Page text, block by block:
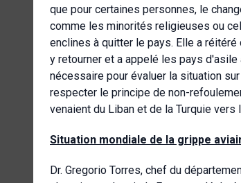
que pour certaines personnes, le
comme les minorités religieuses ou
enclines à quitter le pays. Elle a
y retourner et a appelé les pays
nécessaire pour évaluer la situation
respecter le principe de non-
venaient du Liban et de la Turquie
Situation mondiale de la grippe
Dr. Gregorio Torres, chef du